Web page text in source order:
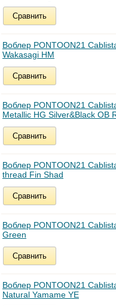
Сравнить
Воблер PONTOON21
Wakasagi HM
Сравнить
Воблер PONTOON21
Metallic HG Silver&Black OB
Сравнить
Воблер PONTOON21
thread Fin Shad
Сравнить
Воблер PONTOON21
Green
Сравнить
Воблер PONTOON21
Natural Yamame YE